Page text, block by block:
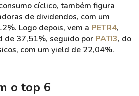
cíclico, também figura
de dividendos, com um
Logo depois, vem a PETR4,
de 37,51%, seguido por PATI3, do
com um yield de 22,04%.
o top 6